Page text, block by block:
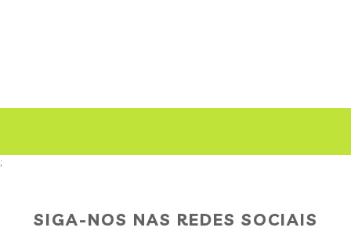
;
SIGA-NOS NAS REDES SOCIAIS